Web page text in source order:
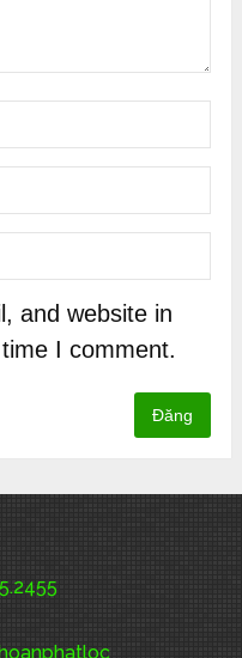
and website in
I comment.